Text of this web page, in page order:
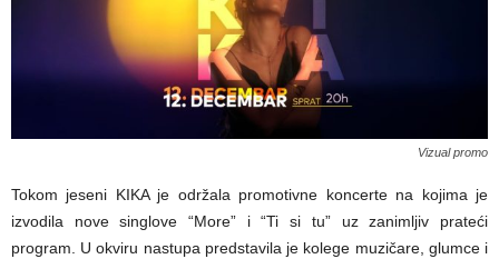
Vizual promo
Tokom jeseni KIKA je održala promotivne koncerte na kojima je
izvodila nove singlove “More” i “Ti si tu” uz zanimljiv prateći
program. U okviru nastupa predstavila je kolege muzičare, glumce i